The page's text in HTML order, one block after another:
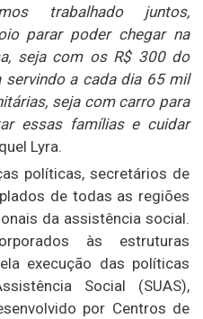
trabalhado juntos,
parar poder chegar na
seja com os R$ 300 do
servindo a cada dia 65 mil
seja com carro para
essas famílias e cuidar
Lyra.
políticas, secretários de
de todas as regiões
da assistência social.
às estruturas
execução das políticas
Social (SUAS),
por Centros de